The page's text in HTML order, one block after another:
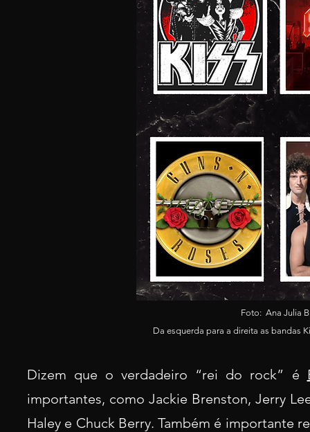
Foto: Ana Julia B
Da esquerda para a direita as bandas
Dizem que o verdadeiro “rei do rock” é
importantes, como Jackie Brenston, Jerry
Haley e Chuck Berry. Também é importante